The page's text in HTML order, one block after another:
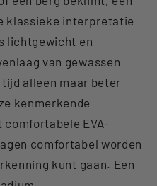
klassieke interpretatie
lichtgewicht en
van gewassen
alleen maar beter
kenmerkende
EVA-
comfortabel worden
kunt gaan. Een